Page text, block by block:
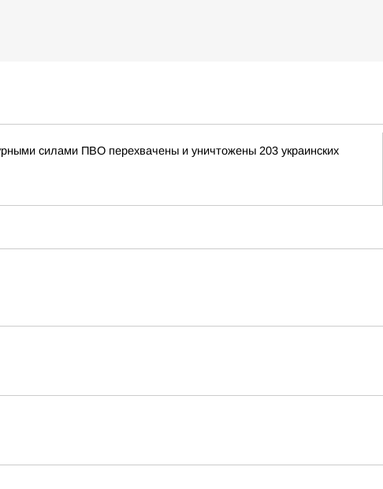
силами ПВО перехвачены и уничтожены 203 украинских